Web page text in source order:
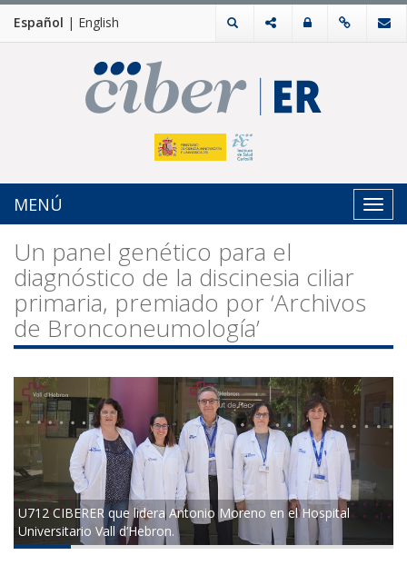
Español | English
MENÚ
Un panel genético para el
diagnóstico de la discinesia ciliar
primaria, premiado por ‘Archivos
de Bronconeumología’
U712 CIBERER que lidera Antonio Moreno en el Hospital
Universitario Vall d’Hebron.